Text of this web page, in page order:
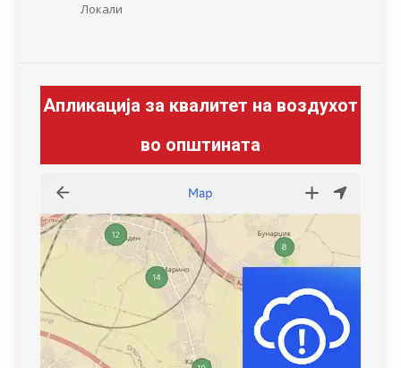
Локали
Апликација за квалитет на воздухот
во општината